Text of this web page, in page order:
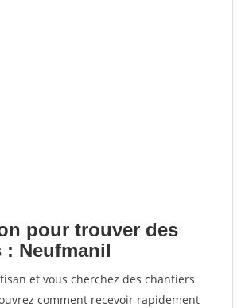
pour trouver des
: Neufmanil
et vous cherchez des chantiers
comment recevoir rapidement